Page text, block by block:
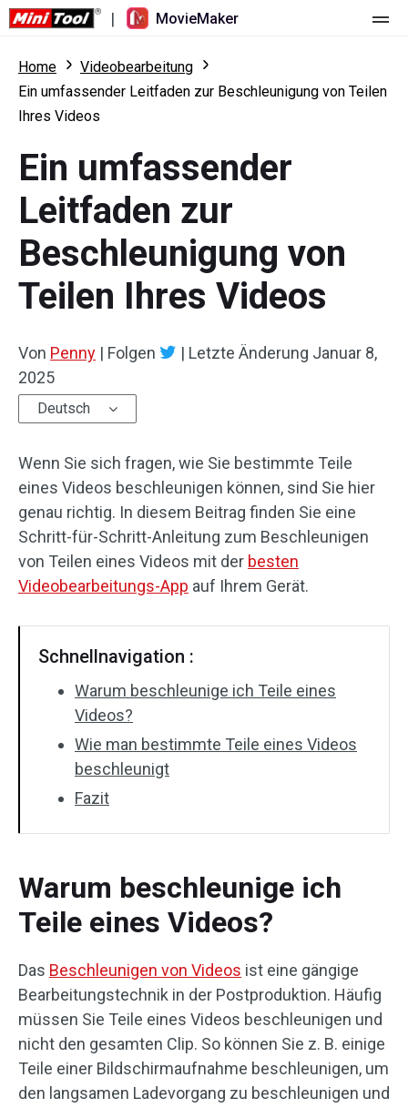
| MovieMaker
Startseite
Preise
Was ist neu
Übersicht
Mehrspurbearbeitung
Seitenverhältnis
Geschwindigkeit anpassen/umkehren
Trimmen/Teilen/Zuschneiden
Text/Elemente
Videoeffekte
Videofarbe
Stapelverarbeitung
Ohne Wasserzeichen
Ressourcen
Benutzerhandbuch
Tricks für Videobearbeitung
Video-Tools
Bildschirm-Rekorder
Video-Konverter
Online-Video-Downloader
Home
Videobearbeitung
Ein umfassender Leitfaden zur Beschleunigung von Teilen
Ihres Videos
Ein umfassender
Leitfaden zur
Beschleunigung von
Teilen Ihres Videos
Von Penny | Folgen | Letzte Änderung Januar 8,
2025
Deutsch
Wenn Sie sich fragen, wie Sie bestimmte Teile
eines Videos beschleunigen können, sind Sie hier
genau richtig. In diesem Beitrag finden Sie eine
Schritt-für-Schritt-Anleitung zum Beschleunigen
von Teilen eines Videos mit der besten
Videobearbeitungs-App auf Ihrem Gerät.
Schnellnavigation :
Warum beschleunige ich Teile eines
Videos?
Wie man bestimmte Teile eines Videos
beschleunigt
Fazit
Warum beschleunige ich
Teile eines Videos?
Das Beschleunigen von Videos ist eine gängige
Bearbeitungstechnik in der Postproduktion. Häufig
müssen Sie Teile eines Videos beschleunigen und
nicht den gesamten Clip. So können Sie z. B. einige
Teile einer Bildschirmaufnahme beschleunigen, um
den langsamen Ladevorgang zu beschleunigen und